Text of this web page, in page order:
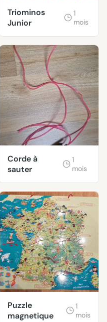
Triominos
Junior
1
mois
Corde à
sauter
1
mois
Puzzle
magnetique
1
mois